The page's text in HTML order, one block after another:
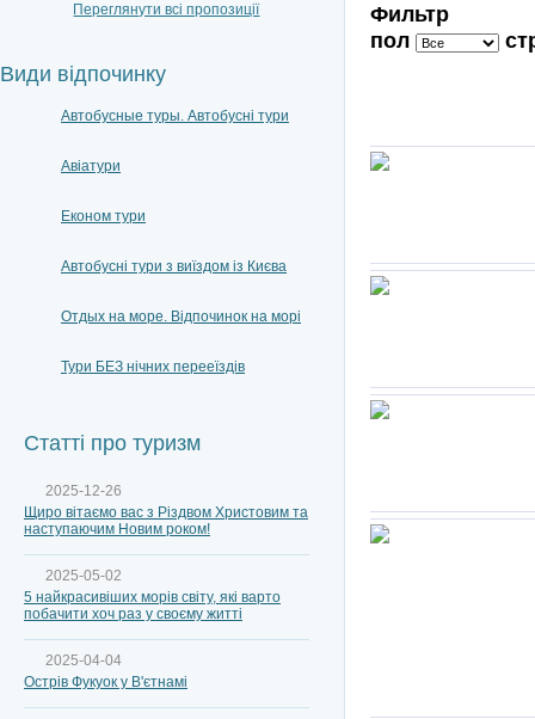
Фильтр
пол
Переглянути всі пропозиції
Види відпочинку
Автобусные туры. Автобусні тури
Авіатури
Економ тури
Автобусні тури з виїздом із Києва
Отдых на море. Відпочинок на морі
Тури БЕЗ нічних перееїздів
Статті про туризм
2025-12-26
Щиро вітаємо вас з Різдвом Христовим та
наступаючим Новим роком!
2025-05-02
5 найкрасивіших морів світу, які варто
побачити хоч раз у своєму житті
2025-04-04
Острів Фукуок у В'єтнамі